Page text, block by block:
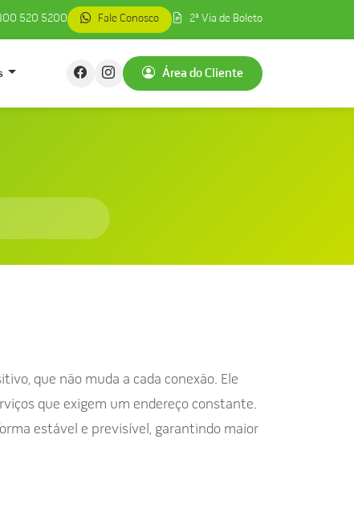
520 5200 Fale Conosco 2ª Via de Boleto
Área do Cliente
que não muda a cada conexão. Ele
que exigem um endereço constante.
estável e previsível, garantindo maior